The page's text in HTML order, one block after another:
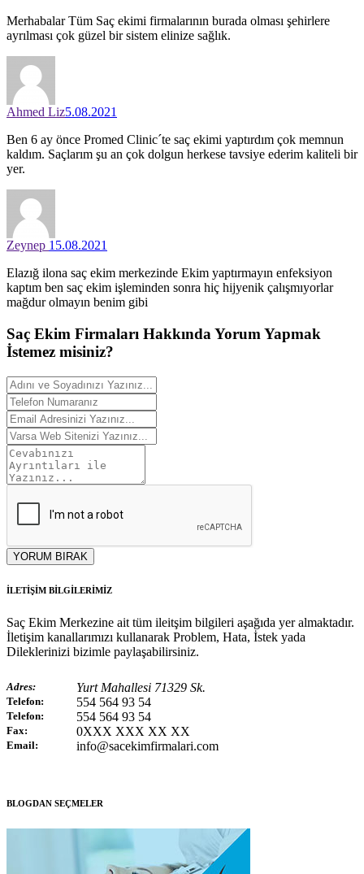
Merhabalar Tüm Saç ekimi firmalarının burada olması şehirlere
ayrılması çok güzel bir sistem elinize sağlık.
Ahmed Liz5.08.2021
Ben 6 ay önce Promed Clinic´te saç ekimi yaptırdım çok memnun
kaldım. Saçlarım şu an çok dolgun herkese tavsiye ederim kaliteli bir
yer.
Zeynep 15.08.2021
Elazığ ilona saç ekim merkezinde Ekim yaptırmayın enfeksiyon
kaptım ben saç ekim işleminden sonra hiç hijyenik çalışmıyorlar
mağdur olmayın benim gibi
Saç Ekim Firmaları Hakkında Yorum Yapmak
İstemez misiniz?
YORUM BIRAK
İLETİŞİM BİLGİLERİMİZ
Saç Ekim Merkezine ait tüm ileitşim bilgileri aşağıda yer almaktadır.
İletişim kanallarımızı kullanarak Problem, Hata, İstek yada
Dileklerinizi bizimle paylaşabilirsiniz.
Adres: Yurt Mahallesi 71329 Sk.
Telefon: 554 564 93 54
Telefon: 554 564 93 54
Fax: 0XXX XXX XX XX
Email: info@sacekimfirmalari.com
BLOGDAN SEÇMELER